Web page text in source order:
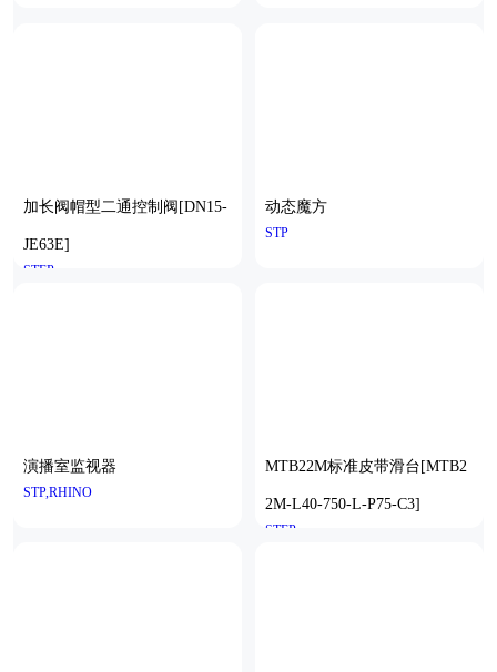
加长阀帽型二通控制阀[DN15-
JE63E]
STEP
动态魔方
STP
演播室监视器
STP,RHINO
MTB22M标准皮带滑台[MTB2
2M-L40-750-L-P75-C3]
STEP